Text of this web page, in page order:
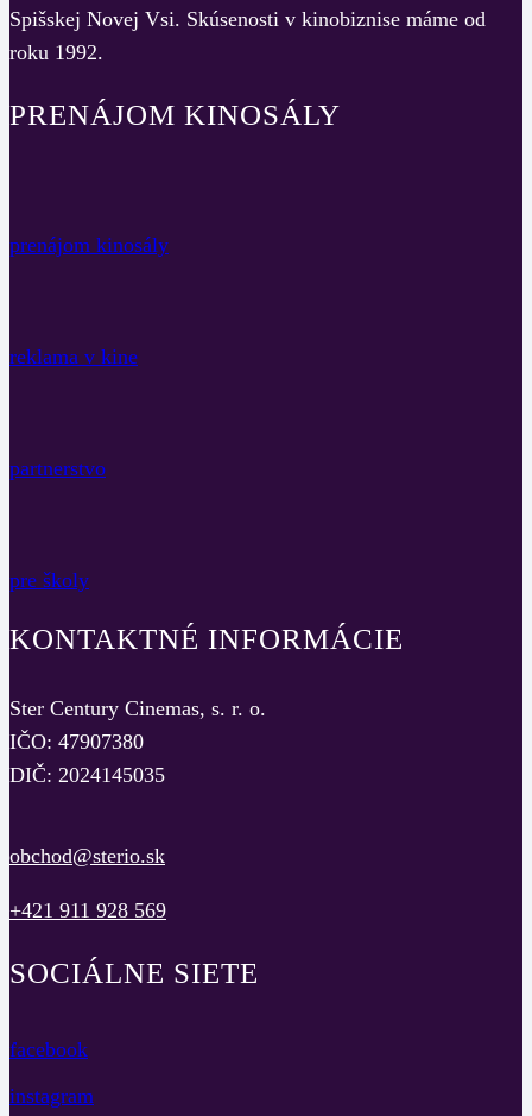
Spišskej Novej Vsi. Skúsenosti v kinobiznise máme od
roku 1992.
PRENÁJOM KINOSÁLY
prenájom kinosály
reklama v kine
partnerstvo
pre školy
KONTAKTNÉ INFORMÁCIE
Ster Century Cinemas, s. r. o.
IČO: 47907380
DIČ: 2024145035
obchod@sterio.sk
+421 911 928 569
SOCIÁLNE SIETE
facebook
instagram